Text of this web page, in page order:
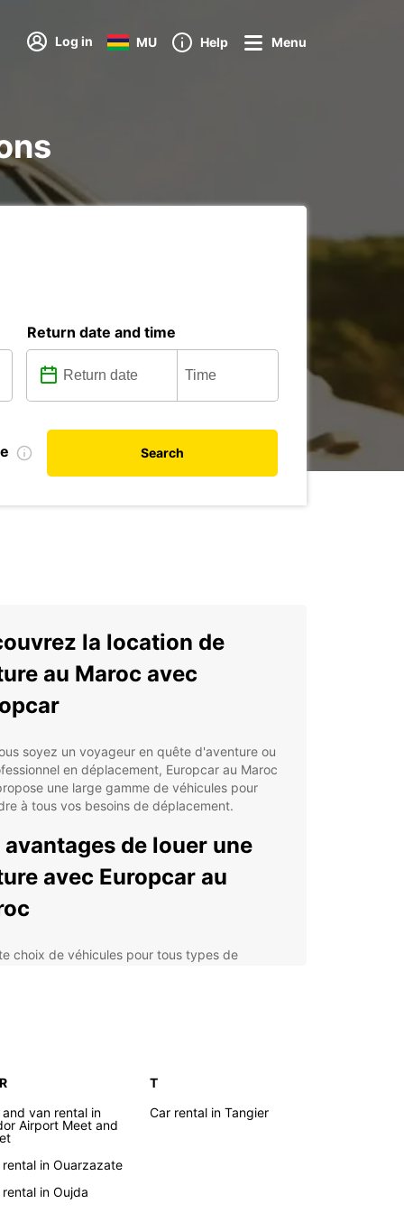
Log in MU Help Menu
Return date and time
Search
la location de
au Maroc avec
soyez un voyageur en quête d'aventure ou
en déplacement, Europcar au Maroc
une large gamme de véhicules pour
à tous vos besoins de déplacement.
avantages de louer une
avec Europcar au
choix de véhicules pour tous types de
routière 24/7 pour plus de tranquillité
compétitifs et offres spéciales régulières pour
sur votre location de voiture.
le Maroc en toute
and van rental in
Airport Meet and
rental in Ouarzazate
rental in Oujda
T
Car rental in Tangier